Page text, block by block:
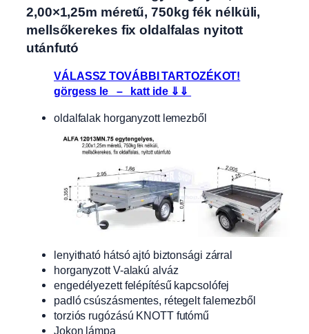
2,00×1,25m méretű, 750kg fék nélküli,
mellsőkerekes fix oldalfalas nyitott
utánfutó
VÁLASSZ TOVÁBBI TARTOZÉKOT!
görgess le – katt ide ⇓⇓
oldalfalak horganyzott lemezből
lenyitható hátsó ajtó biztonsági zárral
horganyzott V-alakú alváz
engedélyezett felépítésű kapcsolófej
padló csúszásmentes, rétegelt falemezből
torziós rugózású KNOTT futómű
Jokon lámpa